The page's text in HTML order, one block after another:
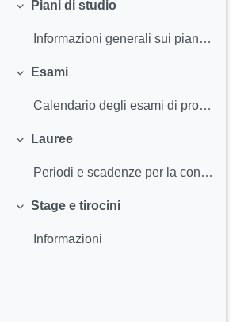
Replier
Piani di studio
Informazioni generali sui piani di studio Termini...
Replier
Esami
Calendario degli esami di profitto Iscriversi agl...
Replier
Lauree
Periodi e scadenze per la consegna dei documenti ...
Replier
Stage e tirocini
Informazioni